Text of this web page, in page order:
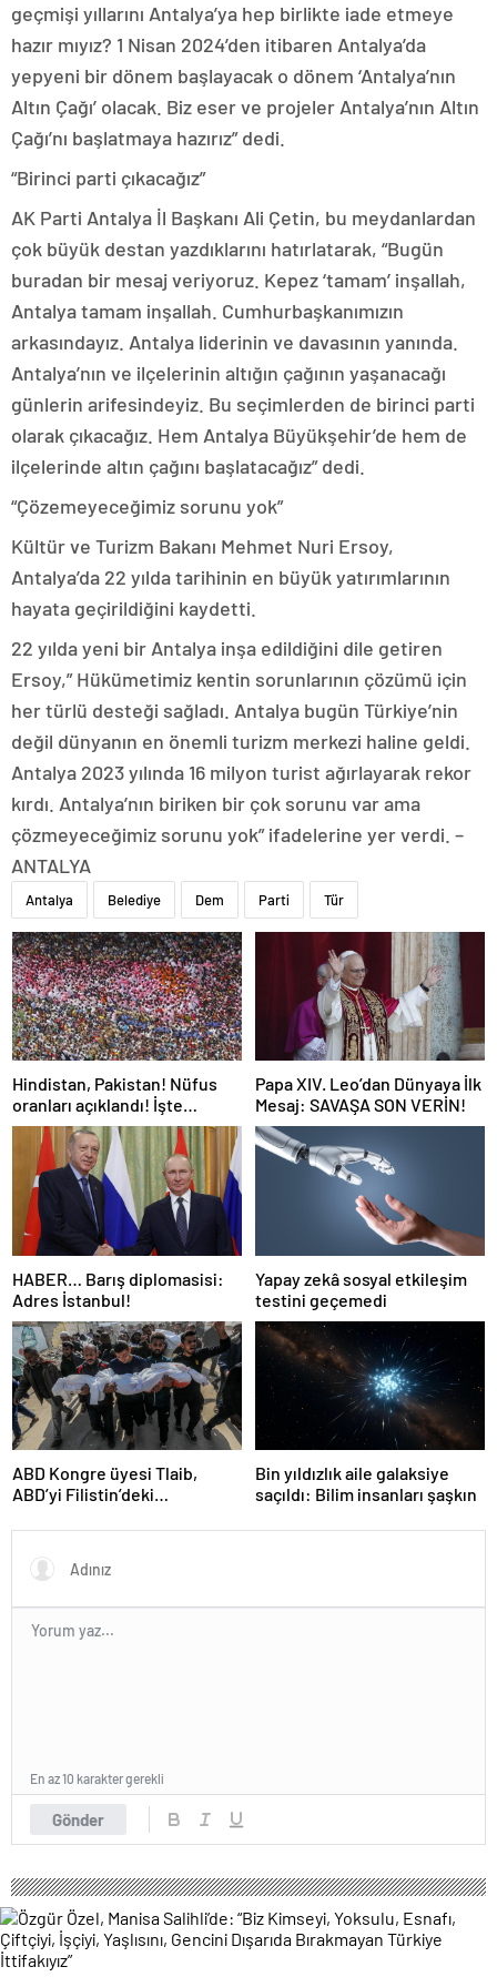
geçmişi yıllarını Antalya’ya hep birlikte iade etmeye
hazır mıyız? 1 Nisan 2024’den itibaren Antalya’da
yepyeni bir dönem başlayacak o dönem ‘Antalya’nın
Altın Çağı’ olacak. Biz eser ve projeler Antalya’nın Altın
Çağı’nı başlatmaya hazırız” dedi.
“Birinci parti çıkacağız”
AK Parti Antalya İl Başkanı Ali Çetin, bu meydanlardan
çok büyük destan yazdıklarını hatırlatarak, “Bugün
buradan bir mesaj veriyoruz. Kepez ‘tamam’ inşallah,
Antalya tamam inşallah. Cumhurbaşkanımızın
arkasındayız. Antalya liderinin ve davasının yanında.
Antalya’nın ve ilçelerinin altığın çağının yaşanacağı
günlerin arifesindeyiz. Bu seçimlerden de birinci parti
olarak çıkacağız. Hem Antalya Büyükşehir’de hem de
ilçelerinde altın çağını başlatacağız” dedi.
“Çözemeyeceğimiz sorunu yok”
Kültür ve Turizm Bakanı Mehmet Nuri Ersoy,
Antalya’da 22 yılda tarihinin en büyük yatırımlarının
hayata geçirildiğini kaydetti.
22 yılda yeni bir Antalya inşa edildiğini dile getiren
Ersoy,” Hükümetimiz kentin sorunlarının çözümü için
her türlü desteği sağladı. Antalya bugün Türkiye’nin
değil dünyanın en önemli turizm merkezi haline geldi.
Antalya 2023 yılında 16 milyon turist ağırlayarak rekor
kırdı. Antalya’nın biriken bir çok sorunu var ama
çözmeyeceğimiz sorunu yok” ifadelerine yer verdi. –
ANTALYA
Antalya Belediye Dem Parti Tür
Hindistan, Pakistan! Nüfus
oranları açıklandı! İşte
Dünyanın en kalabalık ülkesi!
Dünya haritası ülkeler!
Papa XIV. Leo’dan Dünyaya İlk
Mesaj: SAVAŞA SON VERİN!
HABER… Barış diplomasisi:
Adres İstanbul!
Yapay zekâ sosyal etkileşim
testini geçemedi
ABD Kongre üyesi Tlaib,
ABD’yi Filistin’deki
olmakla itham etti
Bin yıldızlık aile galaksiye
saçıldı: Bilim insanları şaşkın
Gönder
En az 10 karakter gerekli